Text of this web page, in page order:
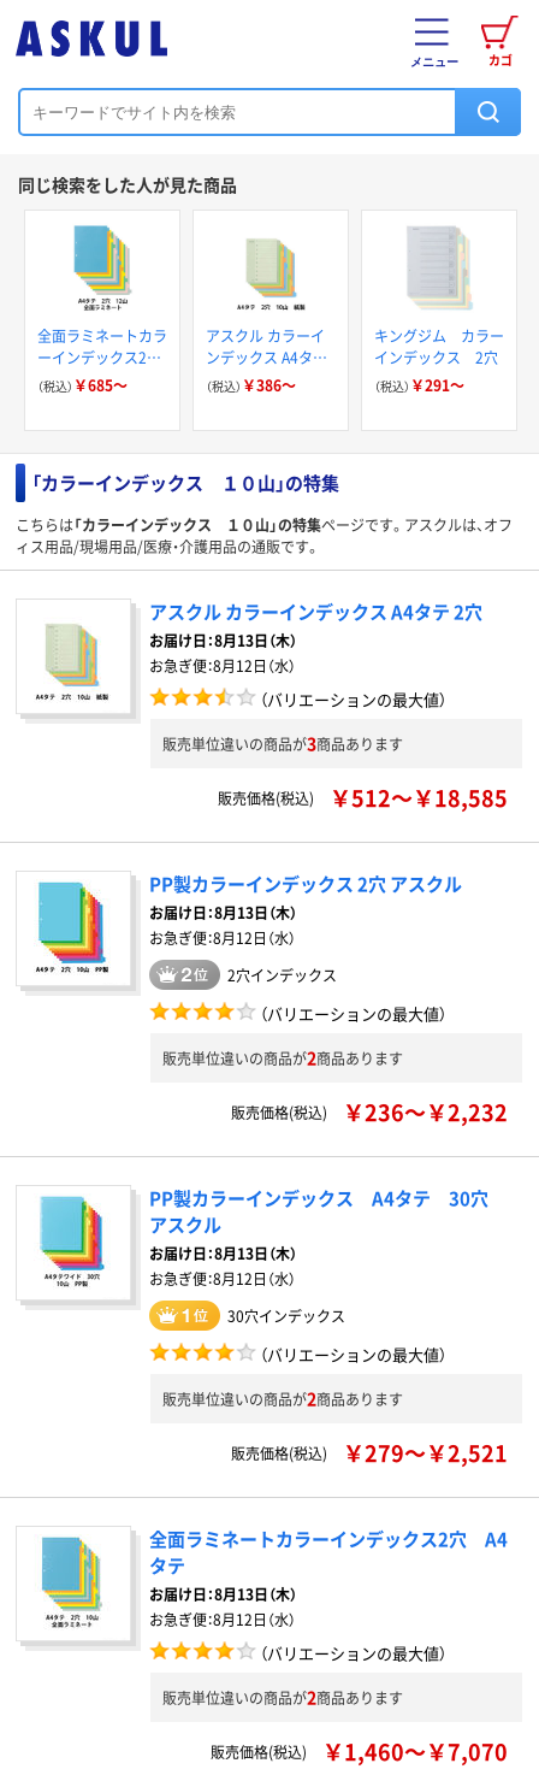
カゴ
メニュー
同じ検索をした人が見た商品
全面ラミネートカラ
ーインデックス2
穴 A4タテ
（税込） ￥685～
アスクル カラーイ
ンデックス A4タテ
2穴
（税込） ￥386～
キングジム カラー
インデックス 2穴
（税込） ￥291～
「カラーインデックス １０山」の特集
こちらは「カラーインデックス １０山」の特集ページです。アスクルは、オフ
ィス用品/現場用品/医療・介護用品の通販です。
アスクル カラーインデックス A4タテ 2穴
お届け日：8月13日（木）
お急ぎ便：8月12日（水）
（バリエーションの最大値）
販売単位違いの商品が3商品あります
販売価格(税込) ￥512～￥18,585
PP製カラーインデックス 2穴 アスクル
お届け日：8月13日（木）
お急ぎ便：8月12日（水）
2穴インデックス
（バリエーションの最大値）
販売単位違いの商品が2商品あります
販売価格(税込) ￥236～￥2,232
PP製カラーインデックス A4タテ 30穴
アスクル
お届け日：8月13日（木）
お急ぎ便：8月12日（水）
30穴インデックス
（バリエーションの最大値）
販売単位違いの商品が2商品あります
販売価格(税込) ￥279～￥2,521
全面ラミネートカラーインデックス2穴 A4
タテ
お届け日：8月13日（木）
お急ぎ便：8月12日（水）
（バリエーションの最大値）
販売単位違いの商品が2商品あります
販売価格(税込) ￥1,460～￥7,070